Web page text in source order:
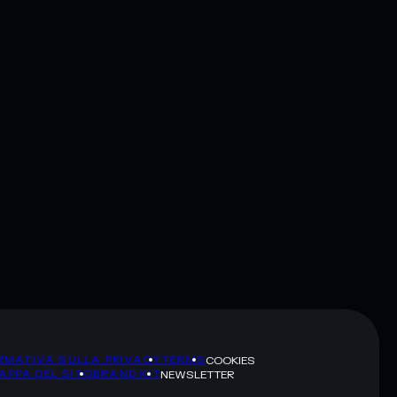
SULLA PRIVACYTERMSCOOKIES
DEL SITOBRAND KITNEWSLETTER